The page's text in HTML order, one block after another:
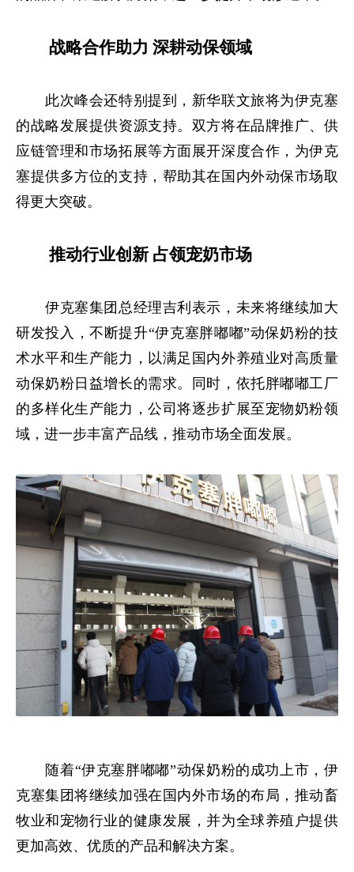
战略合作助力 深耕动保领域
此次峰会还特别提到，新华联文旅将为伊克塞
的战略发展提供资源支持。双方将在品牌推广、供
应链管理和市场拓展等方面展开深度合作，为伊克
塞提供多方位的支持，帮助其在国内外动保市场取
得更大突破。
推动行业创新 占领宠奶市场
伊克塞集团总经理吉利表示，未来将继续加大
研发投入，不断提升“伊克塞胖嘟嘟”动保奶粉的技
术水平和生产能力，以满足国内外养殖业对高质量
动保奶粉日益增长的需求。同时，依托胖嘟嘟工厂
的多样化生产能力，公司将逐步扩展至宠物奶粉领
域，进一步丰富产品线，推动市场全面发展。
随着“伊克塞胖嘟嘟”动保奶粉的成功上市，伊
克塞集团将继续加强在国内外市场的布局，推动畜
牧业和宠物行业的健康发展，并为全球养殖户提供
更加高效、优质的产品和解决方案。